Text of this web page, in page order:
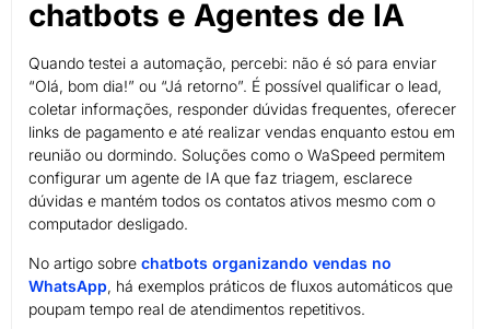
chatbots e Agentes de IA
Quando testei a automação, percebi: não é só para enviar
“Olá, bom dia!” ou “Já retorno”. É possível qualificar o lead,
coletar informações, responder dúvidas frequentes, oferecer
links de pagamento e até realizar vendas enquanto estou em
reunião ou dormindo. Soluções como o WaSpeed permitem
configurar um agente de IA que faz triagem, esclarece
dúvidas e mantém todos os contatos ativos mesmo com o
computador desligado.
No artigo sobre chatbots organizando vendas no
WhatsApp, há exemplos práticos de fluxos automáticos que
poupam tempo real de atendimentos repetitivos.